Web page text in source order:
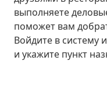
выполняете
поможет вам
Войдите в систему
и укажите пункт